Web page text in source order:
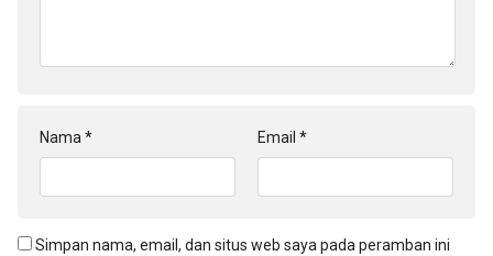
Nama * Email *
Simpan nama, email, dan situs web saya pada peramban ini